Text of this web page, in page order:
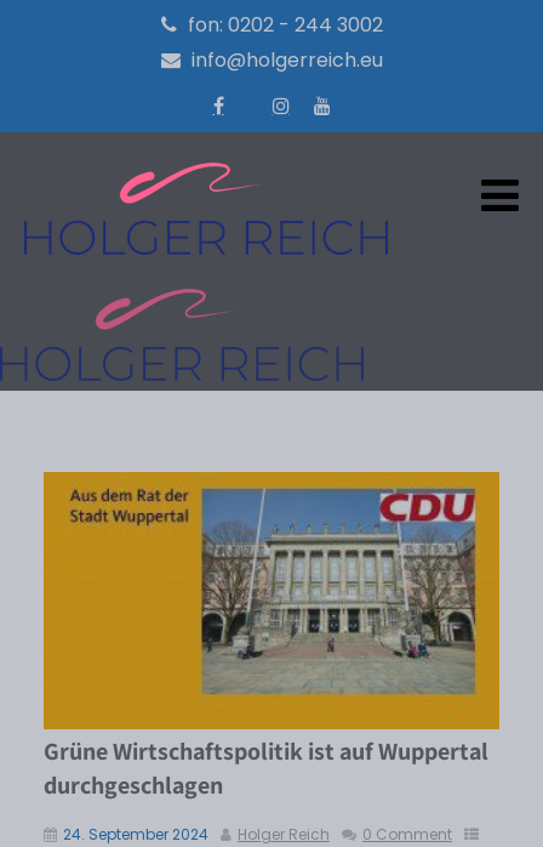
fon: 0202 - 244 3002
info@holgerreich.eu
Grüne Wirtschaftspolitik ist auf Wuppertal
durchgeschlagen
24. September 2024 Holger Reich
0 Comment